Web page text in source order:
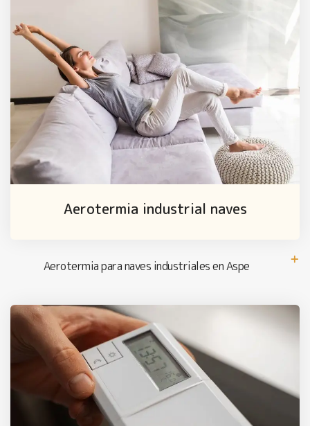
Aerotermia industrial naves
Aerotermia para naves industriales en Aspe